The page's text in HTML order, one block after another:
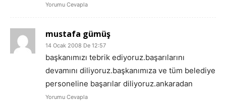
Yorumu Cevapla
mustafa gümüş
14 Ocak 2008 De 12:57
başkanımızı tebrik ediyoruz.başarılarını
devamını diliyoruz.başkanımıza ve tüm belediye
personeline başarılar diliyoruz.ankaradan
Yorumu Cevapla